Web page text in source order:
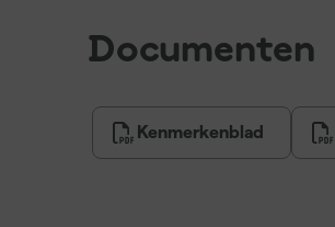
Documenten
Kenmerkenblad